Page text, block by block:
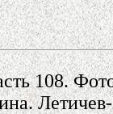
108.